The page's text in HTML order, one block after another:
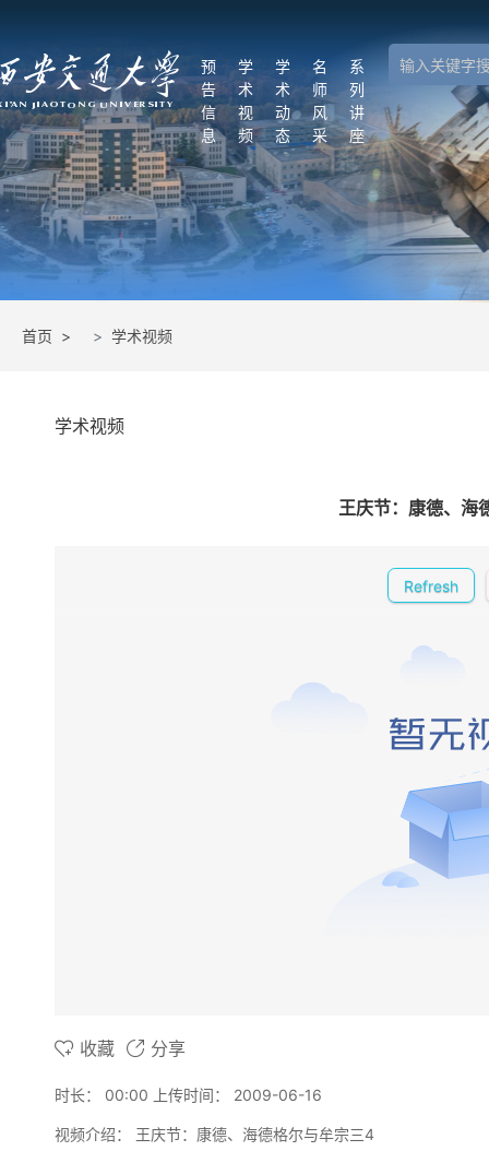
学
术
资
源
平
台
预
告
信
息
学
术
视
频
学
术
动
态
名
师
风
采
系
列
讲
座
首页 > 学术视频
学术视频
王庆节：康德、海
Refresh
收藏 分享
时长： 00:00 上传时间： 2009-06-16
视频介绍： 王庆节：康德、海德格尔与牟宗三4